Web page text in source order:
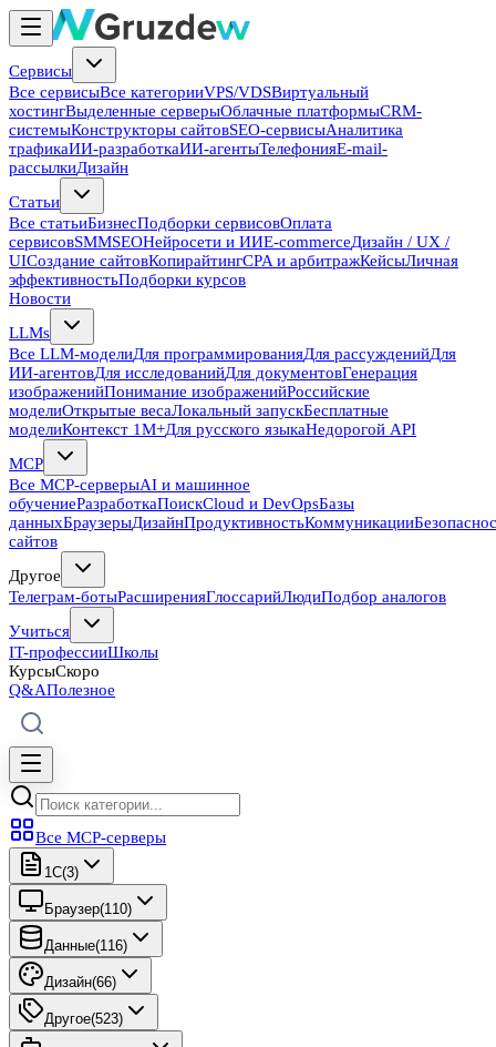
Сервисы
Все сервисыВсе категорииVPS/VDSВиртуальный
хостингВыделенные серверыОблачные платформыCRM-
системыКонструкторы сайтовSEO-сервисыАналитика
трафикаИИ-разработкаИИ-агентыТелефонияE-mail-
рассылкиДизайн
Статьи
Все статьиБизнесПодборки сервисовОплата
сервисовSMMSEOНейросети и ИИE-commerceДизайн / UX /
UIСоздание сайтовКопирайтингCPA и арбитражКейсыЛичная
эффективностьПодборки курсов
Новости
LLMs
Все LLM-моделиДля программированияДля рассужденийДля
ИИ-агентовДля исследованийДля документовГенерация
изображенийПонимание изображенийРоссийские
моделиОткрытые весаЛокальный запускБесплатные
моделиКонтекст 1M+Для русского языкаНедорогой API
MCP
Все MCP-серверыAI и машинное
обучениеРазработкаПоискCloud и DevOpsБазы
данныхБраузерыДизайнПродуктивностьКоммуникации
сайтов
Другое
Телеграм-ботыРасширенияГлоссарийЛюдиПодбор аналогов
Учиться
IT-профессииШколы
КурсыСкоро
Q&AПолезное
Все MCP-серверы
1C(3)
Браузер(110)
Данные(116)
Дизайн(66)
Другое(523)